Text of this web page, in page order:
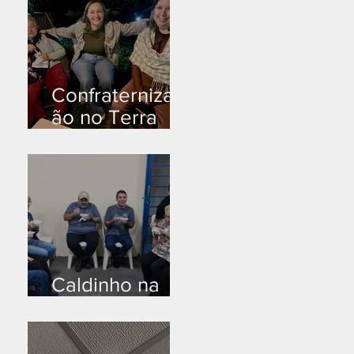
Confraternizaç
ão no Terra
Caldinho na